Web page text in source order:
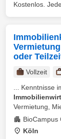
Kostenlos.
oder
Vollzeit
... Kenntnisse
Vermietung,
BioCampus
Köln